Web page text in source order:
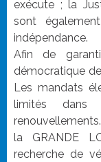
exécute ; la
sont
indépendance.
Afin de
démocratique de
Les mandats
limités dans
la GRANDE
recherche de